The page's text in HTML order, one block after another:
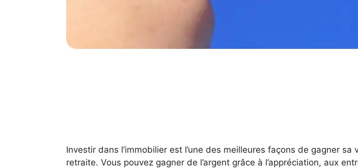
Investir dans l’immobilier est l’une des meilleures façons de gagner sa
retraite. Vous pouvez gagner de l’argent grâce à l’appréciation, aux